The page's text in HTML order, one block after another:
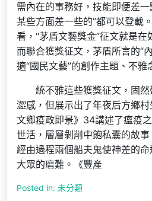
需內在的事務好，技能即便差一
某些方面差一些的”都可以登載
看，“茅盾文藝獎金”征文就是在
而聯合獲獎征文，茅盾所言的“
適“國民文藝”的創作主題、不雅
統不雅這些獲獎征文，固
澀感，但展示出了年夜后方鄉
文鄉疫政即景》34講述了瘟疫
世活，層層剝削中飽私囊的故
經由過程兩個船夫鬼使神差的
大眾的磨難。《豐產
Posted in: 未分類